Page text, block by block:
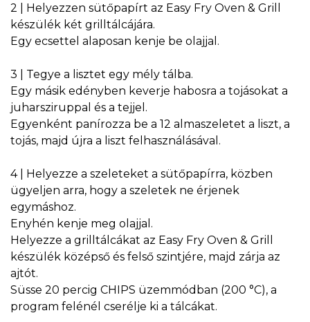
2 | Helyezzen sütőpapírt az Easy Fry Oven & Grill
készülék két grilltálcájára.
Egy ecsettel alaposan kenje be olajjal.
3 | Tegye a lisztet egy mély tálba.
Egy másik edényben keverje habosra a tojásokat a
juharsziruppal és a tejjel.
Egyenként panírozza be a 12 almaszeletet a liszt, a
tojás, majd újra a liszt felhasználásával.
4 | Helyezze a szeleteket a sütőpapírra, közben
ügyeljen arra, hogy a szeletek ne érjenek
egymáshoz.
Enyhén kenje meg olajjal.
Helyezze a grilltálcákat az Easy Fry Oven & Grill
készülék középső és felső szintjére, majd zárja az
ajtót.
Süsse 20 percig CHIPS üzemmódban (200 °C), a
program felénél cserélje ki a tálcákat.